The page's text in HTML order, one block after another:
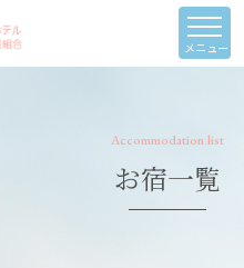
メニュー
Accommodation list
お宿一覧